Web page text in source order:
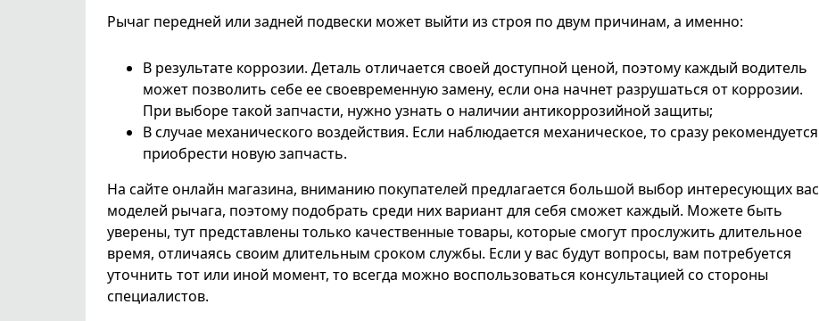
Рычаг передней или задней подвески может выйти из строя по двум причинам, а именно:
В результате коррозии. Деталь отличается своей доступной ценой, поэтому каждый водитель
может позволить себе ее своевременную замену, если она начнет разрушаться от коррозии.
При выборе такой запчасти, нужно узнать о наличии антикоррозийной защиты;
В случае механического воздействия. Если наблюдается механическое, то сразу рекомендуется
приобрести новую запчасть.
На сайте онлайн магазина, вниманию покупателей предлагается большой выбор интересующих вас
моделей рычага, поэтому подобрать среди них вариант для себя сможет каждый. Можете быть
уверены, тут представлены только качественные товары, которые смогут прослужить длительное
время, отличаясь своим длительным сроком службы. Если у вас будут вопросы, вам потребуется
уточнить тот или иной момент, то всегда можно воспользоваться консультацией со стороны
специалистов.